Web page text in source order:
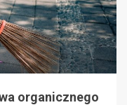
organicznego